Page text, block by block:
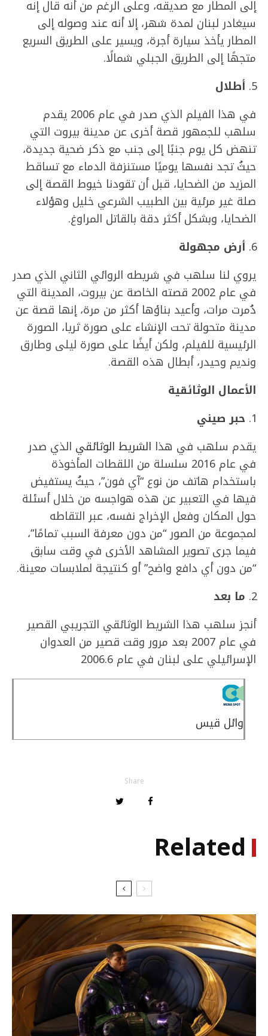
إلى المطار مع صديقه، وعلى الرغم من أنه قال إنه
سيغادر لبنان لمدة شهر، إلا أنه عند وصوله إلى
المطار يأخذ سيارة أجرة، ويسير على الطريق السريع
متجهًا إلى الطريق الجبلي شمالًا.
أطلال
في هذا الفيلم الذي صدر في عام 2006 يقدم
سلهب للجمهور قصة أخرى عن مدينة بيروت التي
تنهض كل يوم جنبًا إلى جنب مع ذكر ضحية جديدة،
حيثُ تجد نفسها يوميًا مستنزفة الدماء مع تساقط
المزيد من الضحايا، قبل أن تقودنا خيوط القصة إلى
صلة غير مرئية بين الطبيب الشرعي خليل وهؤلاء
الضحايا، وبشكل أكثر دقة بالقاتل المراوغ.
أرض مجهولة
يروي لنا سلهب في شريطه الروائي الثاني الذي صدر
في عام 2002 قصته الخاصة عن بيروت، المدينة التي
دُمرت مرات، وأعيد بناؤها أكثر من مرة، إنها قصة عن
مدينة متحولة تحت الإنشاء على صورة ثريا، الصورة
الرئيسية للفيلم، ولكن أيضًا على صورة ليلى وطارق
ونديم وحيدر، أبطال هذه القصة.
الأعمال الوثائقية
حبر صيني
يقدم سلهب في هذا الشريط الوثائقي الذي صدر
في عام 2016 سلسلة من اللقطات المأخوذة
باستخدام هاتف من نوع “آي فون”، حيثُ يستفيض
فيها في التعبير عن هذه هواجسه من خلال أسئلة
حول المكان وفعل الإخراج نفسه، عبر التقاطه
لمجموعة من الصور “من دون معرفة السبب تمامًا”،
فيما جرى تصوير المشاهد الأخرى في وقت سابق
“من دون أي دافع واضح” أو كنتيجة لملابسات معينة.
ما بعد
أنجز سلهب هذا الشريط الوثائقي التجريبي القصير
في عام 2007 بعد مرور وقت قصير من العدوان
الإسرائيلي على لبنان في عام 2006.6
وائل قيس
Share
Related